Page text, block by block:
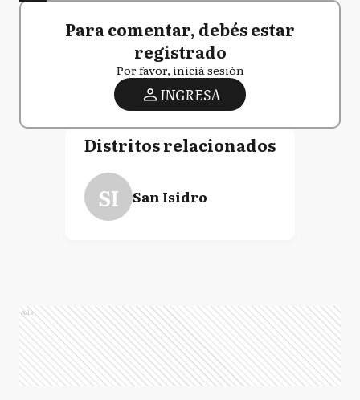
Para comentar, debés estar
registrado
Por favor, iniciá sesión
INGRESA
Distritos relacionados
SI San Isidro
Ads